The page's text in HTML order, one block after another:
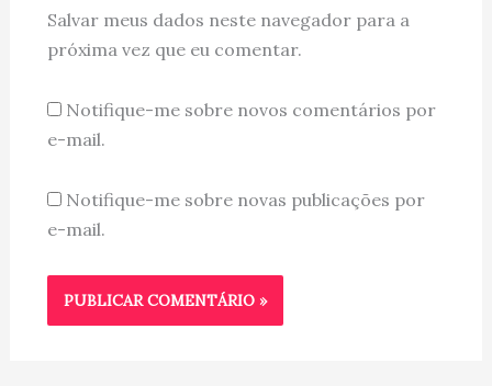
Salvar meus dados neste navegador para a
próxima vez que eu comentar.
Notifique-me sobre novos comentários por
e-mail.
Notifique-me sobre novas publicações por
e-mail.